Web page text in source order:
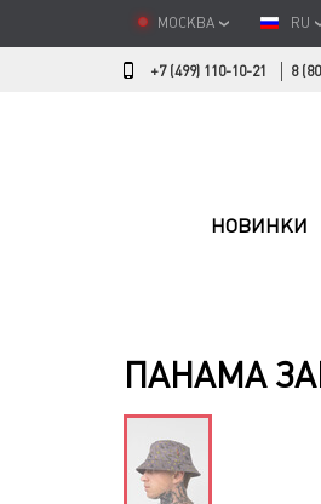
МОСКВА RU
+7 (499) 110-10-21 8
НОВИНКИ
ПАНАМА